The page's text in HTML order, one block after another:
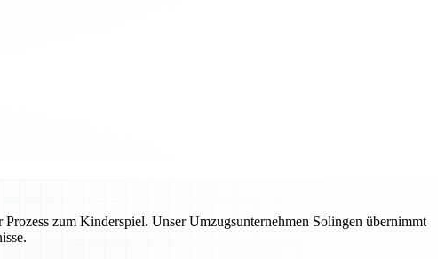
zum Kinderspiel. Unser Umzugsunternehmen Solingen übernimmt